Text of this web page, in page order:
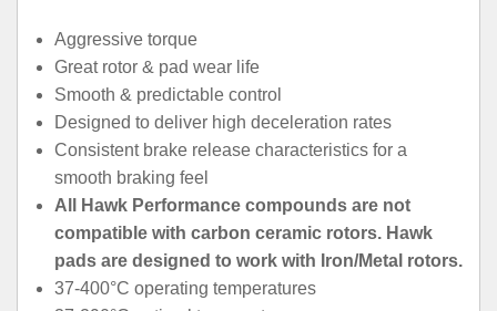
Aggressive torque
Great rotor & pad wear life
Smooth & predictable control
Designed to deliver high deceleration rates
Consistent brake release characteristics for a
smooth braking feel
All Hawk Performance compounds are not
compatible with carbon ceramic rotors. Hawk
pads are designed to work with Iron/Metal rotors.
37-400°C operating temperatures